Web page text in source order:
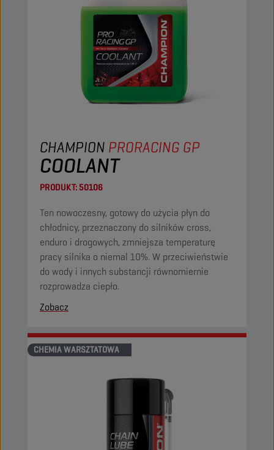
CHAMPION PRORACING GP
COOLANT
PRODUKT:50106
Ten nowoczesny, gotowy do użycia płyn do
chłodnicy, przeznaczony do silników cross,
enduro i drogowych, zmniejsza temperaturę
pracy silnika o niemal 10%. W przeciwieństwie
do wody i innych substancji równomiernie
rozprowadza ciepło.
Zobacz
CHEMIA WARSZTATOWA